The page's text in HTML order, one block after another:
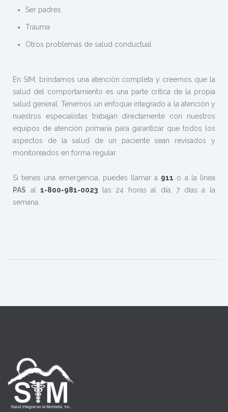
Ser padres
Trauma
Otros problemas de salud conductual
En SIM, brindamos una atención completa y creemos que la
salud del comportamiento es una parte crítica de la propia
salud general. Tenemos un enfoque integrado a la atención y
nuestros especialistas trabajan directamente con nuestros
equipos de atención primaria para garantizar que todos los
aspectos de la salud de un paciente sean revisados y
monitoreados en forma regular.
Si tienes una emergencia, puedes llamar a 911 o a la línea
PAS al1-800-981-0023 las 24 horas al día, 7 días a la
semana.